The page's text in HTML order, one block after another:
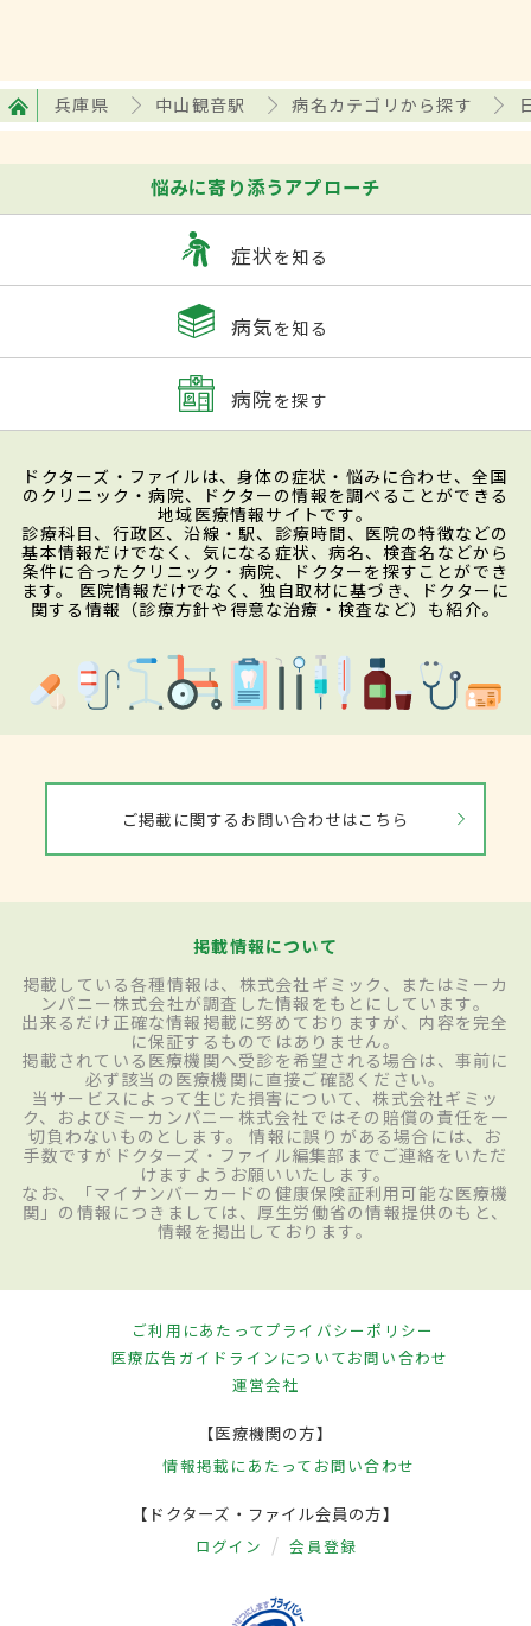
兵庫県 中山観音駅 病名カテゴリから探す
悩みに寄り添うアプローチ
症状を知る
病気を知る
病院を探す
ドクターズ・ファイルは、身体の症状・悩みに合わせ、全国
のクリニック・病院、ドクターの情報を調べることができる
地域医療情報サイトです。
診療科目、行政区、沿線・駅、診療時間、医院の特徴などの
基本情報だけでなく、気になる症状、病名、検査名などから
条件に合ったクリニック・病院、ドクターを探すことができ
ます。 医院情報だけでなく、独自取材に基づき、ドクターに
関する情報（診療方針や得意な治療・検査など）も紹介。
ご掲載に関するお問い合わせはこちら
掲載情報について
掲載している各種情報は、株式会社ギミック、またはミーカ
ンパニー株式会社が調査した情報をもとにしています。
出来るだけ正確な情報掲載に努めておりますが、内容を完全
に保証するものではありません。
掲載されている医療機関へ受診を希望される場合は、事前に
必ず該当の医療機関に直接ご確認ください。
当サービスによって生じた損害について、株式会社ギミッ
ク、およびミーカンパニー株式会社ではその賠償の責任を一
切負わないものとします。 情報に誤りがある場合には、お
手数ですがドクターズ・ファイル編集部までご連絡をいただ
けますようお願いいたします。
なお、「マイナンバーカードの健康保険証利用可能な医療機
関」の情報につきましては、厚生労働省の情報提供のもと、
情報を掲出しております。
ご利用にあたってプライバシーポリシー
医療広告ガイドラインについてお問い合わせ
運営会社
【医療機関の方】
情報掲載にあたって お問い合わせ
【ドクターズ・ファイル会員の方】
ログイン 会員登録